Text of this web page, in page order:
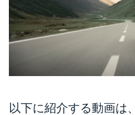
以下に紹介する動画は